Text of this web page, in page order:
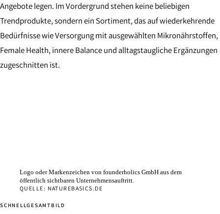
Angebote legen. Im Vordergrund stehen keine beliebigen
Trendprodukte, sondern ein Sortiment, das auf wiederkehrende
Bedürfnisse wie Versorgung mit ausgewählten Mikronährstoffen,
Female Health, innere Balance und alltagstaugliche Ergänzungen
zugeschnitten ist.
Logo oder Markenzeichen von founderholics GmbH aus dem
öffentlich sichtbaren Unternehmensauftritt.
QUELLE: NATUREBASICS.DE
SCHNELLGESAMTBILD